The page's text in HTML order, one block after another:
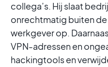
collega’s. Hij slaat
onrechtmatig buiten de
werkgever op.
VPN-adressen en
hackingtools en